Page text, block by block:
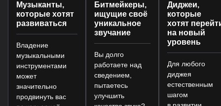
Музыканты,
которые хотят
развиваться
Владение
музыкальными
инструментами
может
значительно
продвинуть вас
Битмейкеры,
ищущие своё
уникальное
звучание
Вы долго
работаете над
сведением,
пытаетесь
улучшить
Диджеи,
которые
хотят
на новый
уровень
Для любого
диджея
естественным
шагом